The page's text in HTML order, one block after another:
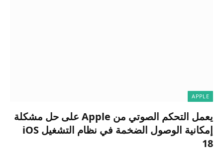
APPLE
يعمل التحكم الصوتي من Apple على حل مشكلة
إمكانية الوصول الضخمة في نظام التشغيل iOS
18